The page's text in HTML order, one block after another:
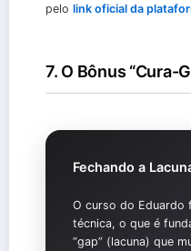
pelo link oficial da
7. O Bônus “Cura-
Fechando a
O curso do Eduardo
técnica, o que é
“gap” (lacuna) que